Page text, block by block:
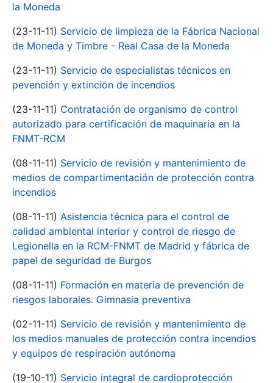
la Moneda
(23-11-11) Servicio de limpieza de la Fábrica Nacional
de Moneda y Timbre - Real Casa de la Moneda
(23-11-11) Servicio de especialistas técnicos en
pevención y extinción de incendios
(23-11-11) Contratación de organismo de control
autorizado para certificación de maquinaria en la
FNMT-RCM
(08-11-11) Servicio de revisión y mantenimiento de
medios de compartimentación de protección contra
incendios
(08-11-11) Asistencia técnica para el control de
calidad ambiental interior y control de riesgo de
Legionella en la RCM-FNMT de Madrid y fábrica de
papel de seguridad de Burgos
(08-11-11) Formación en materia de prevención de
riesgos laborales. Gimnasia preventiva
(02-11-11) Servicio de revisión y mantenimiento de
los medios manuales de protección contra incendios
y equipos de respiración autónoma
(19-10-11) Servicio integral de cardioprotección